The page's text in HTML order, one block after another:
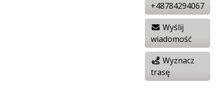
+48784294067
Wyślij
wiadomość
Wyznacz
trasę